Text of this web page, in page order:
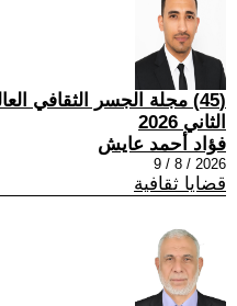
(45) مجلة الجسر الثقافي
الثاني 2026
فؤاد أحمد عايش
2026 / 8 / 9
قضايا ثقافية